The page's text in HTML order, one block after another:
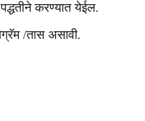
पद्धतीने करण्यात येईल.
/तास असावी.